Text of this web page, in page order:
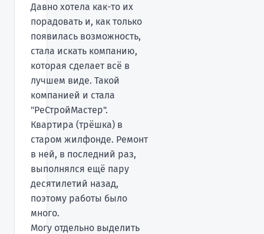
Давно хотела как-то их
порадовать и, как только
появилась возможность,
стала искать компанию,
которая сделает всё в
лучшем виде. Такой
компанией и стала
"РеСтройМастер".
Квартира (трёшка) в
старом жилфонде. Ремонт
в ней, в последний раз,
выполнялся ещё пару
десятилетий назад,
поэтому работы было
много.
Могу отдельно выделить